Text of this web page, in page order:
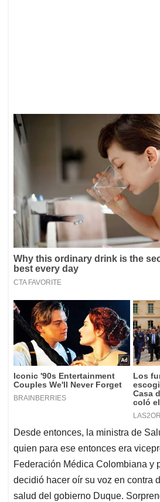
Desde entonces, la ministra de
quien para ese entonces era
Federación Médica Colombiana y
decidió hacer oír su voz en contra
salud del gobierno Duque.